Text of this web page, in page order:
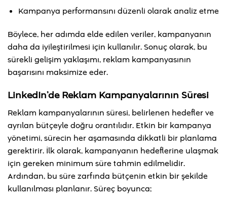
Kampanya performansını düzenli olarak analiz etme
Böylece, her adımda elde edilen veriler, kampanyanın
daha da iyileştirilmesi için kullanılır. Sonuç olarak, bu
sürekli gelişim yaklaşımı, reklam kampanyasının
başarısını maksimize eder.
LinkedIn’de Reklam Kampanyalarının Süresi
Reklam kampanyalarının süresi, belirlenen hedefler ve
ayrılan bütçeyle doğru orantılıdır. Etkin bir kampanya
yönetimi, sürecin her aşamasında dikkatli bir planlama
gerektirir. İlk olarak, kampanyanın hedeflerine ulaşmak
için gereken minimum süre tahmin edilmelidir.
Ardından, bu süre zarfında bütçenin etkin bir şekilde
kullanılması planlanır. Süreç boyunca;